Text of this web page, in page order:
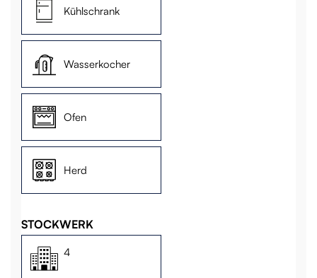
Kühlschrank
Wasserkocher
Ofen
Herd
STOCKWERK
4